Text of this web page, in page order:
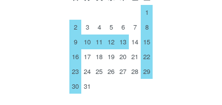
1
2
3 4 5 6 7
8
9
10 11 12 13 14 15
16 17 18 19 20 21
22
23 24 25 26 27 28 29
30 31